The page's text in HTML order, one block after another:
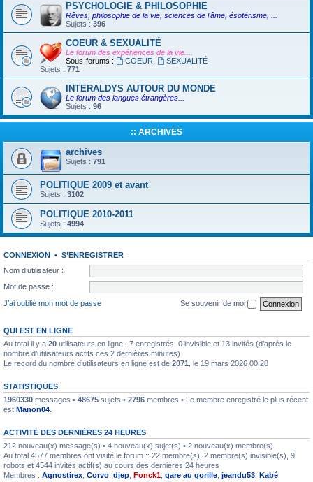
PSYCHOLOGIE & PHILOSOPHIE
Rêves, philosophie de la vie, sciences de l'âme, ésotérisme, ...
Sujets : 396
COEUR & SEXUALITÉ
Le forum des expériences de la vie....
Sous-forums :
COEUR
SEXUALITÉ
Sujets : 771
INTERALDYS AUTOUR DU MONDE
Le forum des langues étrangères...
Sujets : 96
:: ARCHIVES
archives
Sujets : 791
POLITIQUE 2009 et avant
Sujets : 3102
POLITIQUE 2010-2011
Sujets : 4994
CONNEXION • S’ENREGISTRER
Nom d’utilisateur :
Mot de passe :
J’ai oublié mon mot de passe
Se souvenir de moi
QUI EST EN LIGNE
Au total il y a 20 utilisateurs en ligne : 7 enregistrés, 0 invisible et 13 invités (d’après le
nombre d’utilisateurs actifs ces 2 dernières minutes)
Le record du nombre d’utilisateurs en ligne est de 2071 , le 19 mars 2026 00:28
STATISTIQUES
1960330 messages • 48675 sujets • 2796 membres • Le membre enregistré le plus récent
est Manon04
ACTIVITÉ DES DERNIÈRES 24 HEURES
212 nouveau(x) message(s) • 4 nouveau(x) sujet(s) • 2 nouveau(x) membre(s)
Au total 4577 membres ont visité le forum :: 22 membre(s), 2 membre(s) invisible(s), 9
robots et 4544 invités actif(s) au cours des dernières 24 heures
Membres : Agnostirex Corvo djep Fonck1 gare au gorille jeandu53 Kabé